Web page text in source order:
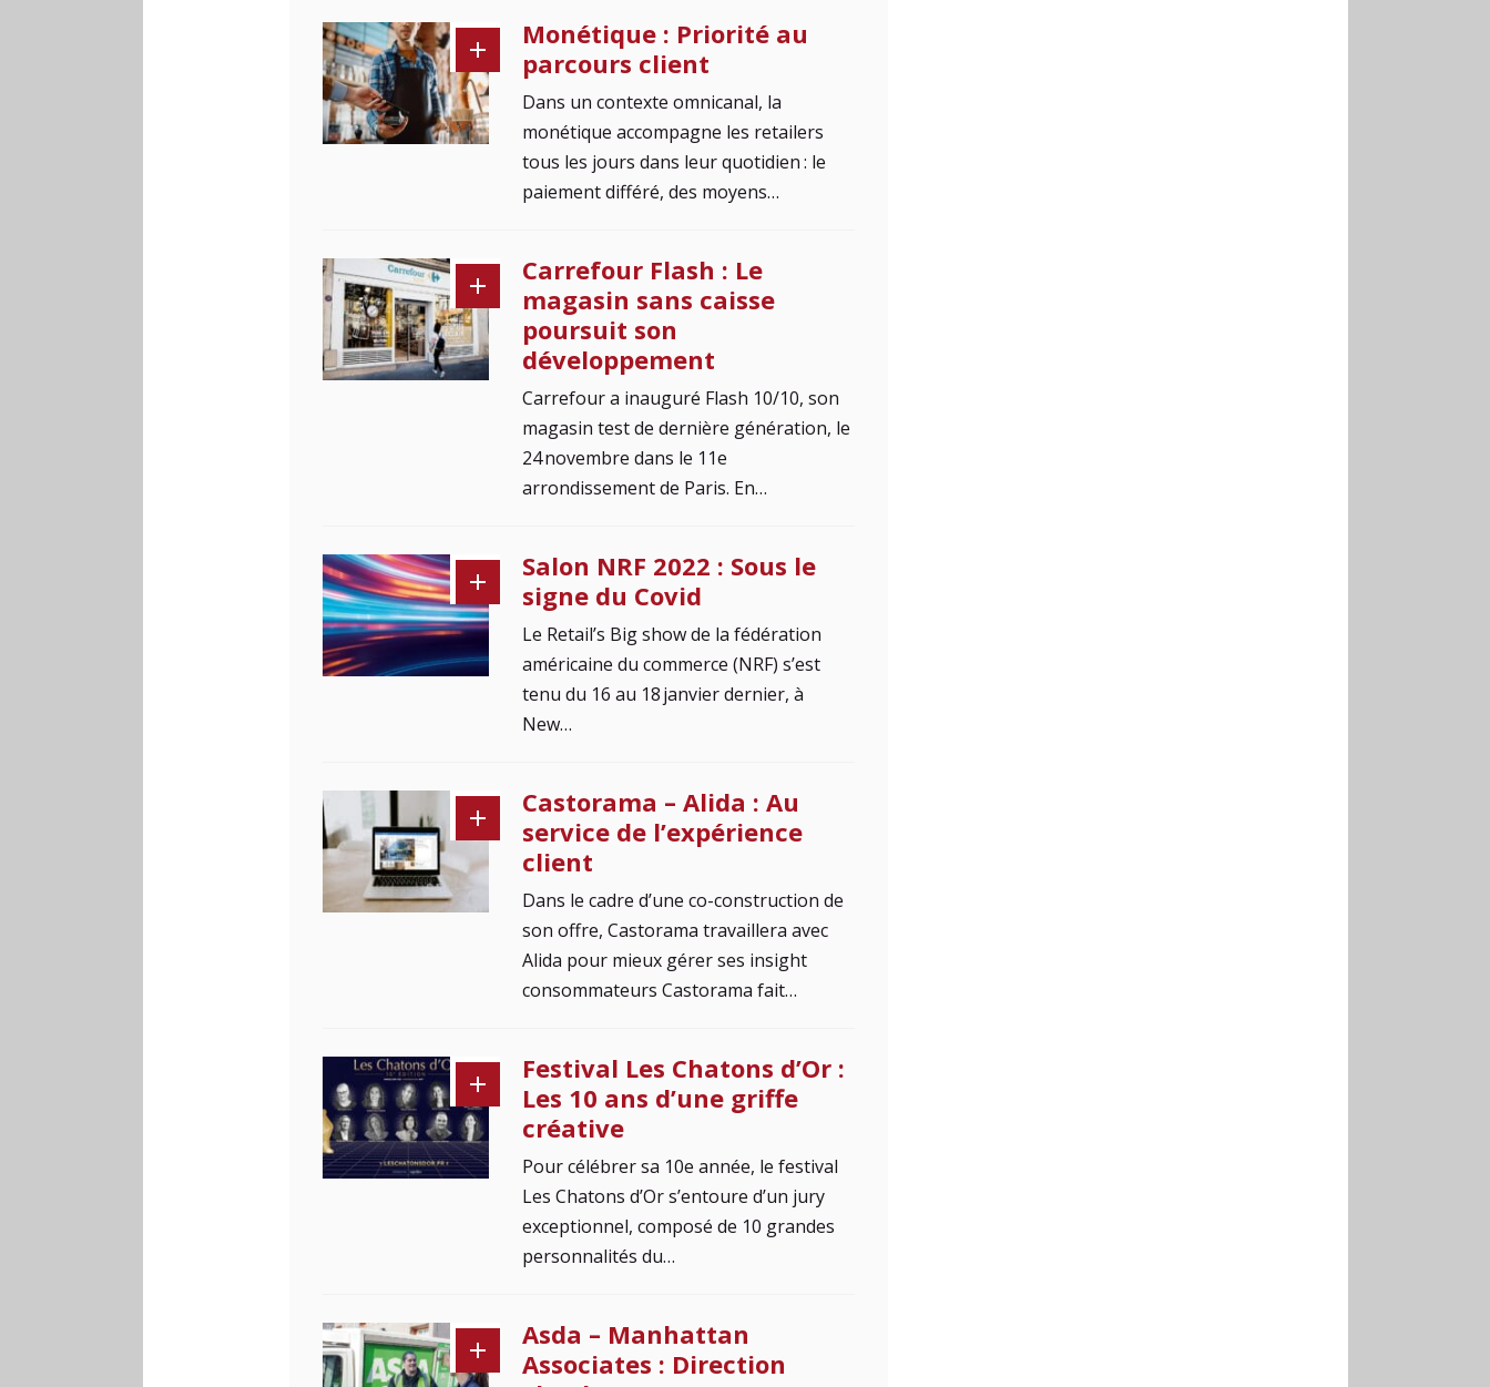
Monétique : Priorité au
parcours client
Dans un contexte omnicanal, la
monétique accompagne les retailers
tous les jours dans leur quotidien : le
paiement différé, des moyens…
Carrefour Flash : Le
magasin sans caisse
poursuit son
développement
Carrefour a inauguré Flash 10/10, son
magasin test de dernière génération, le
24 novembre dans le 11e
arrondissement de Paris. En…
Salon NRF 2022 : Sous le
signe du Covid
Le Retail’s Big show de la fédération
américaine du commerce (NRF) s’est
tenu du 16 au 18 janvier dernier, à
New…
Castorama – Alida : Au
service de l’expérience
client
Dans le cadre d’une co-construction de
son offre, Castorama travaillera avec
Alida pour mieux gérer ses insight
consommateurs Castorama fait…
Festival Les Chatons d’Or :
Les 10 ans d’une griffe
créative
Pour célébrer sa 10e année, le festival
Les Chatons d’Or s’entoure d’un jury
exceptionnel, composé de 10 grandes
personnalités du…
Asda – Manhattan
Associates : Direction